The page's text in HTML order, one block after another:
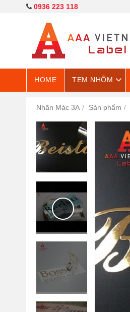
0936 223 118
HOME TEM NHÔM
Nhãn Mác 3A Sản phẩm